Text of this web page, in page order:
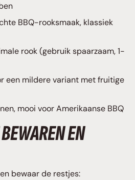
BBQ-rooksmaak, klassiek
rook (gebruik spaarzaam, 1-
een mildere variant met fruitige
mooi voor Amerikaanse BBQ
EN
bewaar de restjes: